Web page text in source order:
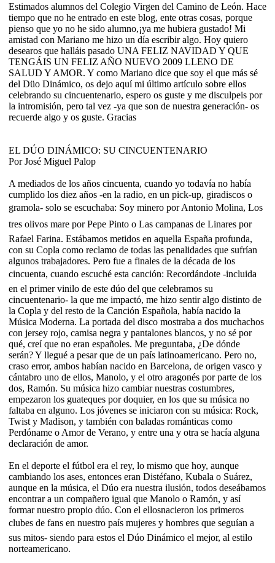
Estimados alumnos del Colegio Virgen del Camino de León. Hace
tiempo que no he entrado en este blog, ente otras cosas, porque
pienso que yo no he sido alumno,¡ya me hubiera gustado! Mi
amistad con Mariano me hizo un día escribir algo. Hoy quiero
desearos que halláis pasado UNA FELIZ NAVIDAD Y QUE
TENGÁIS UN FELIZ AÑO NUEVO 2009 LLENO DE
SALUD Y AMOR. Y como Mariano dice que soy el que más sé
del Düo Dinámico, os dejo aquí mi último artículo sobre ellos
celebrando su cincuentenario, espero os guste y me disculpeis por
la intromisión, pero tal vez -ya que son de nuestra generación- os
recuerde algo y os guste. Gracias
EL DÚO DINÁMICO: SU CINCUENTENARIO
Por José Miguel Palop
A mediados de los años cincuenta, cuando yo todavía no había
cumplido los diez años -en la radio, en un pick-up, giradiscos o
gramola- solo se escuchaba: Soy minero por Antonio Molina, Los
tres olivos mare por Pepe Pinto o Las campanas de Linares por
Rafael Farina. Estábamos metidos en aquella España profunda,
con su Copla como reclamo de todas las penalidades que sufrían
algunos trabajadores. Pero fue a finales de la década de los
cincuenta, cuando escuché esta canción: Recordándote -incluida
en el primer vinilo de este dúo del que celebramos su
cincuentenario- la que me impactó, me hizo sentir algo distinto de
la Copla y del resto de la Canción Española, había nacido la
Música Moderna. La portada del disco mostraba a dos muchachos
con jersey rojo, camisa negra y pantalones blancos, y no sé por
qué, creí que no eran españoles. Me preguntaba, ¿De dónde
serán? Y llegué a pesar que de un país latinoamericano. Pero no,
craso error, ambos habían nacido en Barcelona, de origen vasco y
cántabro uno de ellos, Manolo, y el otro aragonés por parte de los
dos, Ramón. Su música hizo cambiar nuestras costumbres,
empezaron los guateques por doquier, en los que su música no
faltaba en alguno. Los jóvenes se iniciaron con su música: Rock,
Twist y Madison, y también con baladas románticas como
Perdóname o Amor de Verano, y entre una y otra se hacía alguna
declaración de amor.
En el deporte el fútbol era el rey, lo mismo que hoy, aunque
cambiando los ases, entonces eran Distéfano, Kubala o Suárez,
aunque en la música, el Dúo era nuestra ilusión, todos deseábamos
encontrar a un compañero igual que Manolo o Ramón, y así
formar nuestro propio dúo. Con el ellosnacieron los primeros
clubes de fans en nuestro país mujeres y hombres que seguían a
sus mitos- siendo para estos el Dúo Dinámico el mejor, al estilo
norteamericano.